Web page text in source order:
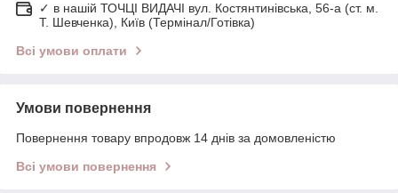
✓ в нашій ТОЧЦІ ВИДАЧІ вул. Костянтинівська, 56-а (ст. м.
Т. Шевченка), Київ (Термінал/Готівка)
Всі умови оплати
Умови повернення
Повернення товару впродовж 14 днів за домовленістю
Всі умови повернення